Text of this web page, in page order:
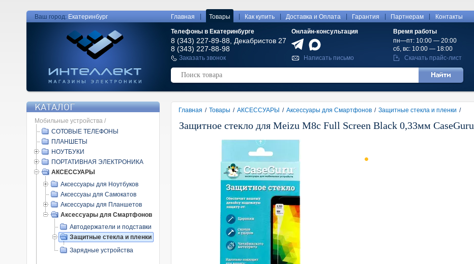
Ваш город: Екатеринбург Главная Товары Как купить Доставка и Оплата Гарантия Партнерам Контакты
Телефоны в Екатеринбурге
8 (343) 227-89-88, Декабристов 27
8 (343) 227-88-98
Онлайн-консультация
Время работы
пн—пт: 10:00 — 20:00
сб, вс: 10:00 — 18:00
Заказать звонок
Написать письмо Скачать прайс-лист
КАТАЛОГ
Мобильные устройства /
СОТОВЫЕ ТЕЛЕФОНЫ
ПЛАНШЕТЫ
НОУТБУКИ
ПОРТАТИВНАЯ ЭЛЕКТРОНИКА
АКСЕССУАРЫ
Аксессуары для Ноутбуков
Аксессуаы для Самокатов
Аксессуары для Планшетов
Аксессуары для Смартфонов
Автодержатели и подставки
Защитные стекла и пленки
Зарядные устройства
Главная / Товары / АКСЕССУАРЫ / Аксессуары для Смартфонов / Защитные стекла и пленки /
Защитное стекло для Meizu M8c Full Screen Black 0,33мм CaseGuru